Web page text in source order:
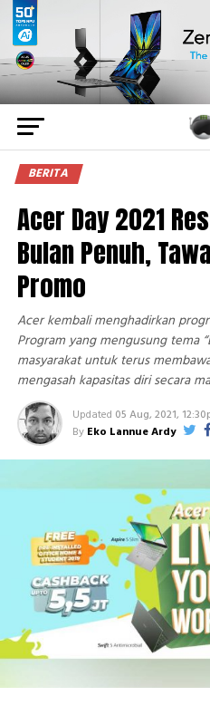
BERITA
Acer Day 2021
Bulan Penuh,
Promo
Acer kembali menghadirkan
Program yang mengusung tema
masyarakat untuk terus
mengasah kapasitas diri secara
Updated 05 Aug, 2021,
By Eko Lannue Ardy